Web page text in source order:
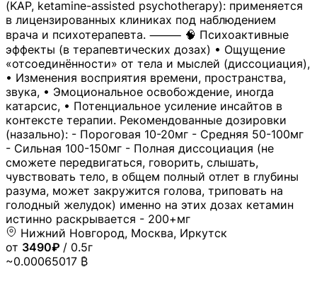
(KAP, ketamine-assisted psychotherapy): применяется
в лицензированных клиниках под наблюдением
врача и психотерапевта. ⸻ 🧠 Психоактивные
эффекты (в терапевтических дозах) • Ощущение
«отсоединённости» от тела и мыслей (диссоциация),
• Изменения восприятия времени, пространства,
звука, • Эмоциональное освобождение, иногда
катарсис, • Потенциальное усиление инсайтов в
контексте терапии. Рекомендованные дозировки
(назально): - Пороговая 10-20мг - Средняя 50-100мг
- Сильная 100-150мг - Полная диссоциация (не
сможете передвигаться, говорить, слышать,
чувствовать тело, в общем полный отлет в глубины
разума, может закружится голова, триповать на
голодный желудок) именно на этих дозах кетамин
истинно раскрывается - 200+мг
Нижний Новгород, Москва, Иркутск
от 3490₽ / 0.5г
~0.00065017 ₿